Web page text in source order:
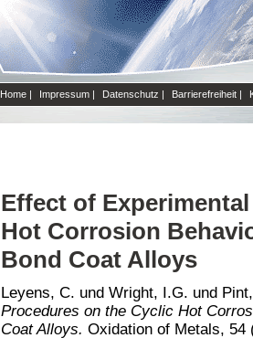
Home | Impressum | Datenschutz | Barrierefreiheit |
Effect of
Hot Corrosion
Bond Coat Alloys
Leyens, C. und Wright, I.G. und
Procedures on the Cyclic Hot
Coat Alloys. Oxidation of Metals, 54